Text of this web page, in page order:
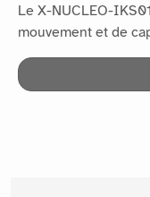
Le X-NUCLEO-
mouvement et de